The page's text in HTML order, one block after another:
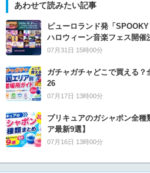
あわせて読みたい記事
ピューロランド発「
ハロウィーン音楽フェス開催
07月31日 15時00分
ガチャガチャどこで買える
26
07月17日 13時00分
プリキュアのガシャポン全種
ア最新9選】
07月16日 13時00分